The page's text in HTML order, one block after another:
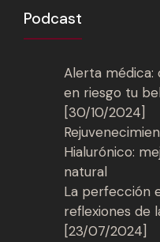
Podcast
Alerta médica:
en riesgo tu
[30/10/2024]
Hialurónico:
natural
La perfección
reflexiones de
[23/07/2024]